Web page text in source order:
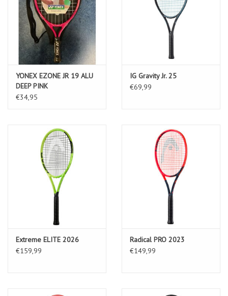
YONEX EZONE JR 19 ALU
DEEP PINK
€34,95
IG Gravity Jr. 25
€69,99
Extreme ELITE 2026
€159,99
Radical PRO 2023
€149,99